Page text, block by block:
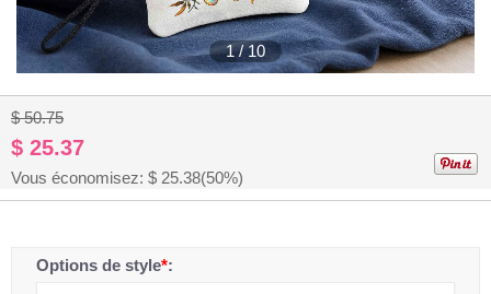
1/10
$ 50.75
$ 25.37
Vous économisez: $ 25.38(50%)
Options de style*: